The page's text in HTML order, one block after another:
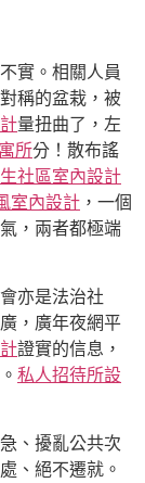
實。相關人員
稱的盆栽，被
量扭曲了，左
所分！散布謠
社區室內設計
室內設計 ，一個
，兩者都極端
亦是法治社
廣，廣年夜網平
證實的信息，
私人招待所設
、擾亂公共次
、絕不遷就。